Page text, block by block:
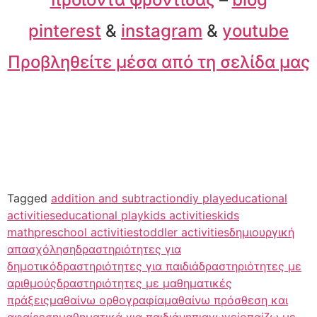
pinterest & instagram & youtube
Προβληθείτε μέσα από τη σελίδα μας
Tagged addition and subtractiondiy playeducational
activitieseducational playkids activitieskids
mathpreschool activitiestoddler activitiesδημιουργική
απασχόλησηδραστηριότητες για
δημοτικόδραστηριότητες για παιδιάδραστηριότητες με
αριθμούςδραστηριότητες με μαθηματικές
πράξειςμαθαίνω ορθογραφίαμαθαίνω πρόσθεση και